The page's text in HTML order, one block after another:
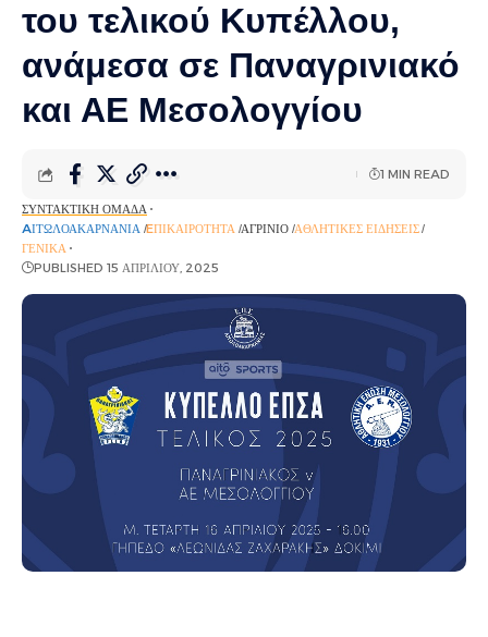
του τελικού Kυπέλλου,
ανάμεσα σε Παναγρινιακό
και ΑΕ Μεσολογγίου
ΣΥΝΤΑΚΤΙΚΉ ΟΜΆΔΑ
AΙΤΩΛΟΑΚΑΡΝΑΝΊΑ EΠΙΚΑΙΡΌΤΗΤΑ ΑΓΡΊΝΙΟ ΑΘΛΗΤΙΚΈΣ ΕΙΔΉΣΕΙΣ
ΓΕΝΙΚΆ
PUBLISHED 15 ΑΠΡΙΛΊΟΥ, 2025
1 MIN READ